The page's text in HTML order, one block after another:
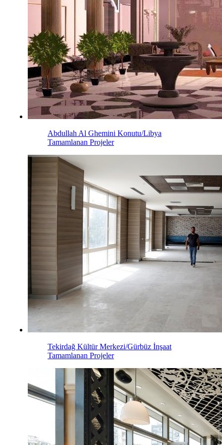
Abdullah Al Ghemini Konutu/Libya
Tamamlanan Projeler
Tekirdağ Kültür Merkezi/Gürbüz İnşaat
Tamamlanan Projeler